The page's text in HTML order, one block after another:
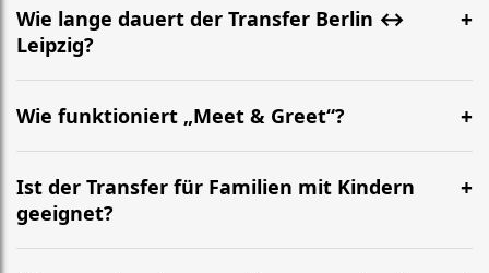
Wie lange dauert der Transfer Berlin ↔
Leipzig?
Meist etwa 1 Std. 50 Min. Die genaue Zeit hängt von
Verkehr und Abholort ab. Die Strecke beträgt ca. 173
Wie funktioniert „Meet & Greet“?
Der Fahrer wartet am vereinbarten Treffpunkt (z. B.
BER oder Bahnhof) mit Namensschild, hilft mit Gepäck
und begleitet Sie zum Minivan.
Ist der Transfer für Familien mit Kindern
geeignet?
Ja. Bitte geben Sie bei der Buchung das Alter der Kinder